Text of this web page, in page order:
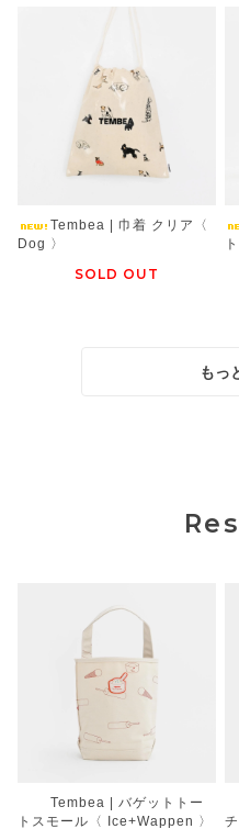
Tembea | 巾着 クリア〈
Dog 〉
SOLD OUT
もっ
Tembea | バゲットトー
トスモール〈 Ice+Wappen 〉